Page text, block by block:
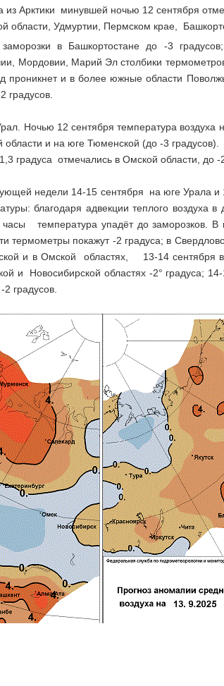
из Арктики минувшей ночью 12 сентября
области, Удмуртии, Пермском крае,
в Башкортостане до -3
Мордовии, Марий Эл столбики
проникнет и в более южные области
градусов.
Ночью 12 сентября температура воздуха
области и на юге Тюменской (до -3 градусов).
градуса отмечались в Омской области, до -
недели 14-15 сентября на юге Урала
благодаря адвекции теплого воздуха
температура упадёт до заморозков. В
термометры покажут -2 градуса; в
и в Омской областях, 13-14 сентября в
и Новосибирской областях -2° градуса;
градусов.